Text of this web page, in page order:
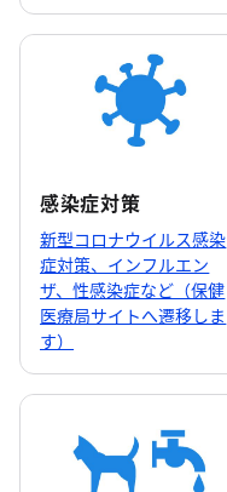
感染症対策
新型コロナウイルス感染
症対策、インフルエン
ザ、性感染症など（保健
医療局サイトへ遷移しま
す）